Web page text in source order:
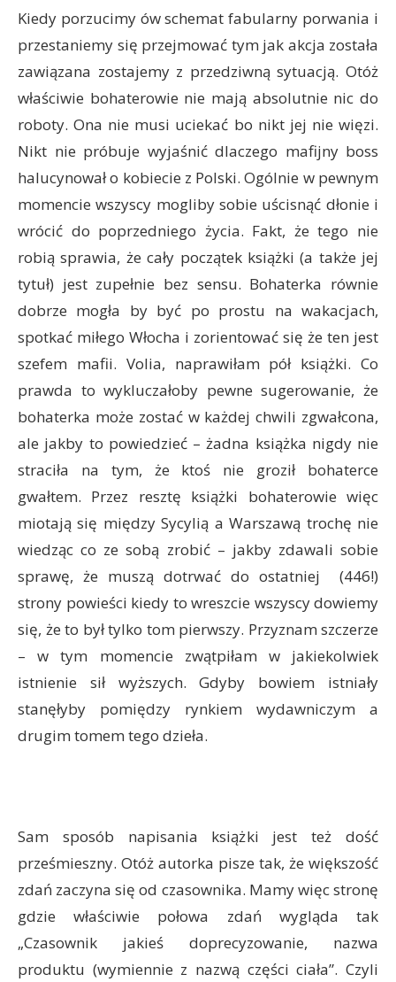
Kiedy porzucimy ów schemat fabularny porwania i
przestaniemy się przejmować tym jak akcja została
zawiązana zostajemy z przedziwną sytuacją. Otóż
właściwie bohaterowie nie mają absolutnie nic do
roboty. Ona nie musi uciekać bo nikt jej nie więzi.
Nikt nie próbuje wyjaśnić dlaczego mafijny boss
halucynował o kobiecie z Polski. Ogólnie w pewnym
momencie wszyscy mogliby sobie uścisnąć dłonie i
wrócić do poprzedniego życia. Fakt, że tego nie
robią sprawia, że cały początek książki (a także jej
tytuł) jest zupełnie bez sensu. Bohaterka równie
dobrze mogła by być po prostu na wakacjach,
spotkać miłego Włocha i zorientować się że ten jest
szefem mafii. Volia, naprawiłam pół książki. Co
prawda to wykluczałoby pewne sugerowanie, że
bohaterka może zostać w każdej chwili zgwałcona,
ale jakby to powiedzieć – żadna książka nigdy nie
straciła na tym, że ktoś nie groził bohaterce
gwałtem. Przez resztę książki bohaterowie więc
miotają się między Sycylią a Warszawą trochę nie
wiedząc co ze sobą zrobić – jakby zdawali sobie
sprawę, że muszą dotrwać do ostatniej (446!)
strony powieści kiedy to wreszcie wszyscy dowiemy
się, że to był tylko tom pierwszy. Przyznam szczerze
– w tym momencie zwątpiłam w jakiekolwiek
istnienie sił wyższych. Gdyby bowiem istniały
stanęłyby pomiędzy rynkiem wydawniczym a
drugim tomem tego dzieła.
Sam sposób napisania książki jest też dość
prześmieszny. Otóż autorka pisze tak, że większość
zdań zaczyna się od czasownika. Mamy więc stronę
gdzie właściwie połowa zdań wygląda tak
„Czasownik jakieś doprecyzowanie, nazwa
produktu (wymiennie z nazwą części ciała”. Czyli